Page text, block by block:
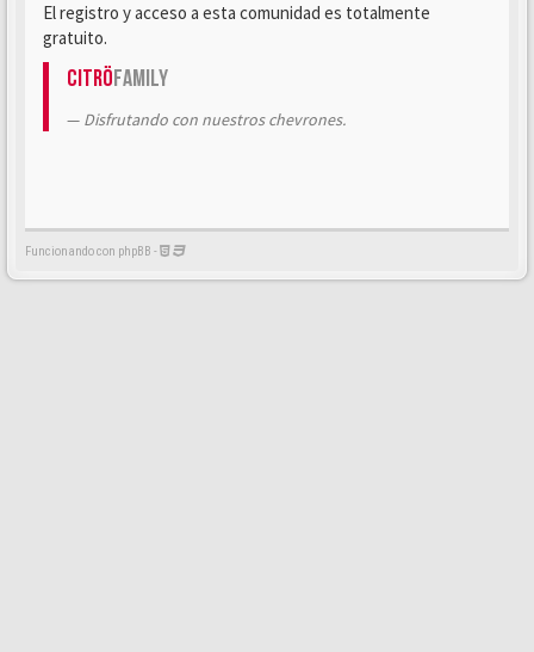
El registro y acceso a esta comunidad es totalmente
gratuito.
CitröFamily
Disfrutando con nuestros chevrones.
Funcionando con phpBB -